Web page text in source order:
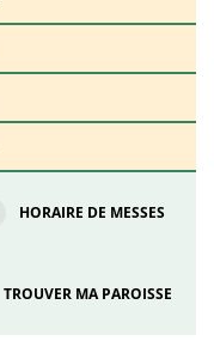
HORAIRE DE MESSES
TROUVER MA PAROISSE